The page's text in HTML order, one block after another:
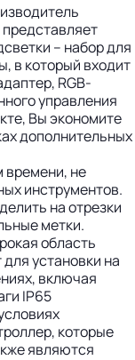
– набор для
в который входит
RGB-
управления
Вы экономите
дополнительных
времени, не
инструментов.
на отрезки
метки.
область
установки на
включая
IP65
которые
являются